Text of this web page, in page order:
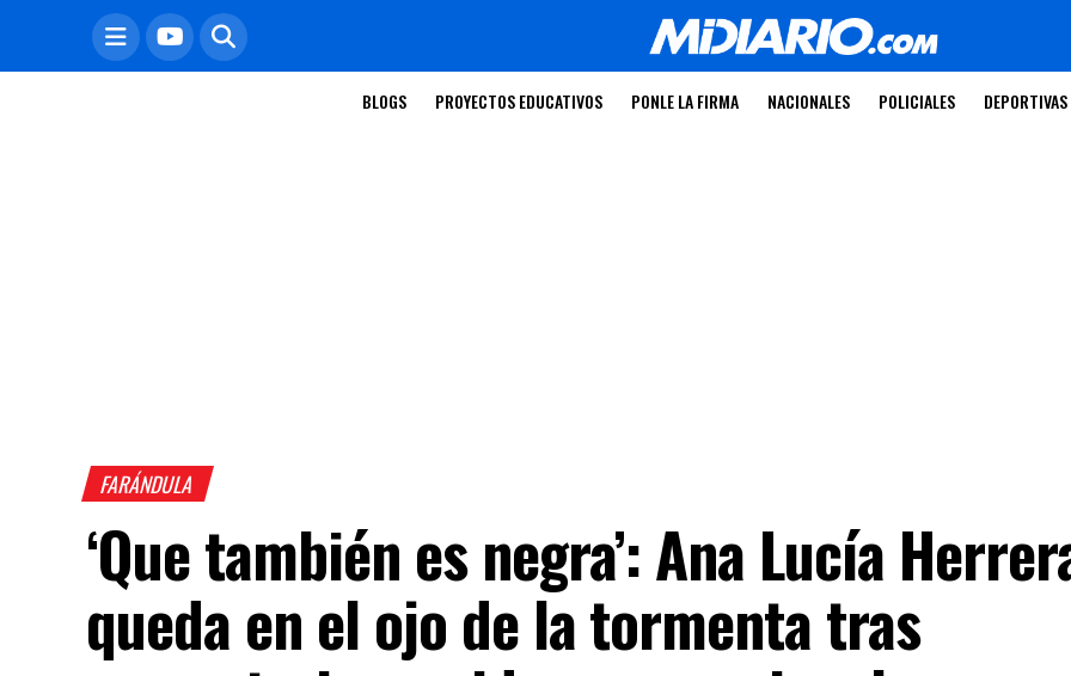
BLOGS PROYECTOS EDUCATIVOS PONLE LA FIRMA NACIONALES POLICIALES DEPORTIVAS
FARÁNDULA
‘Que también es negra’: Ana Lucía
queda en el ojo de la tormenta tras